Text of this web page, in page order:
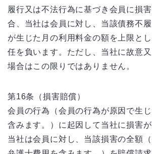
履行又は不法行為に基づき会員に損
合、当社は会員に対し、当該債務不
が生じた月の利用料金の額を上限と
任を負います。ただし、当社に故意
場合はこの限りではありません。
第16条（損害賠償）
会員の行為（会員の行為が原因で生
含みます。）に起因して当社に損害が
当社は会員に対し、当該損害の全額